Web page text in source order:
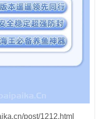
post/1212.html